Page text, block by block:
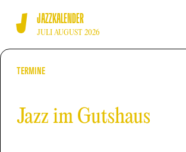
JAZZKALENDER
JULI AUGUST 2026
TERMINE
Jazz im Gutshaus